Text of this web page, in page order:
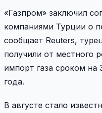
«Газпром» заключил
компаниями Турции о
сообщает Reuters,
получили от местного
импорт газа сроком на
года.
В августе стало